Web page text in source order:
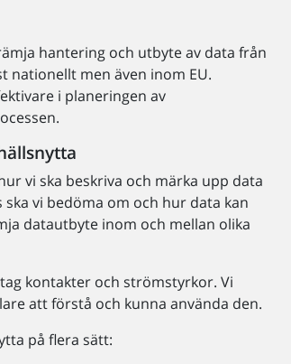
hantering och utbyte av data från
men även inom EU.
i planeringen av
vi ska beskriva och märka upp data
vi bedöma om och hur data kan
datautbyte inom och mellan olika
kontakter och strömstyrkor. Vi
att förstå och kunna använda den.
på flera sätt: